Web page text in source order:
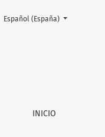
Desafíos y
INICIO
Cambiar el idioma. El actual es:
Español (España)